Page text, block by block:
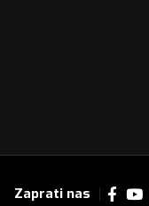
Zaprati nas